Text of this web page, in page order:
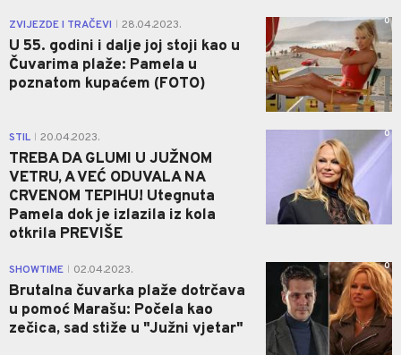
ZVIJEZDE I TRAČEVI 28.04.2023.
U 55. godini i dalje joj stoji kao u
Čuvarima plaže: Pamela u
poznatom kupaćem (FOTO)
0
STIL 20.04.2023.
TREBA DA GLUMI U JUŽNOM
VETRU, A VEĆ ODUVALA NA
CRVENOM TEPIHU! Utegnuta
Pamela dok je izlazila iz kola
otkrila PREVIŠE
0
SHOWTIME 02.04.2023.
Brutalna čuvarka plaže dotrčava
u pomoć Marašu: Počela kao
zečica, sad stiže u "Južni vjetar"
0